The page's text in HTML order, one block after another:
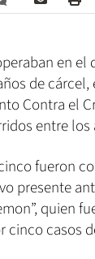
en el
de
Contra el
entre los
fueron
presente
quien
cinco casos